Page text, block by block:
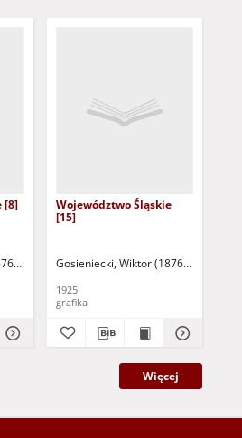
[8]
1956)
Województwo Śląskie
[15]
Gosieniecki, Wiktor (1876-1956)
1925
grafika
Więcej